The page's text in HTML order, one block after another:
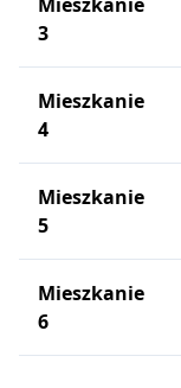
3
Mieszkanie
4
Mieszkanie
5
Mieszkanie
6